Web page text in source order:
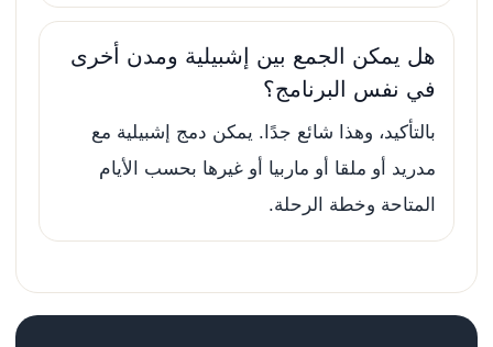
هل يمكن الجمع بين إشبيلية ومدن أخرى
في نفس البرنامج؟
بالتأكيد، وهذا شائع جدًا. يمكن دمج إشبيلية مع
مدريد أو ملقا أو ماربيا أو غيرها بحسب الأيام
المتاحة وخطة الرحلة.